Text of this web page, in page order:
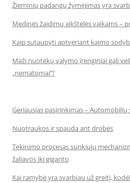
Žieminių padangų žymėjimas yra
Medinės žaidimų aikštelės vaikams –
Kaip sutaupyti aptveriant kaimo
Maži nuotekų valymo įrenginiai gali
„nematomai‘‘?
Geriausias pasirinkimas – Automobilių
Nuotraukos ir spauda ant drobės
Tekinimo procesas sunkiųjų
žaliavos iki giganto
Kai ramybė yra svarbiau už greitį,